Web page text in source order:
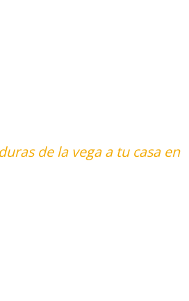
de la vega a tu casa en